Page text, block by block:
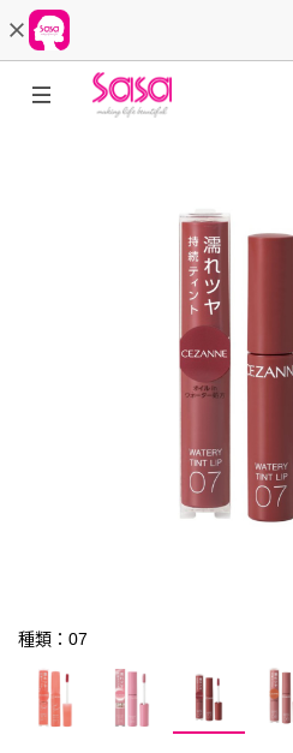
種類：07